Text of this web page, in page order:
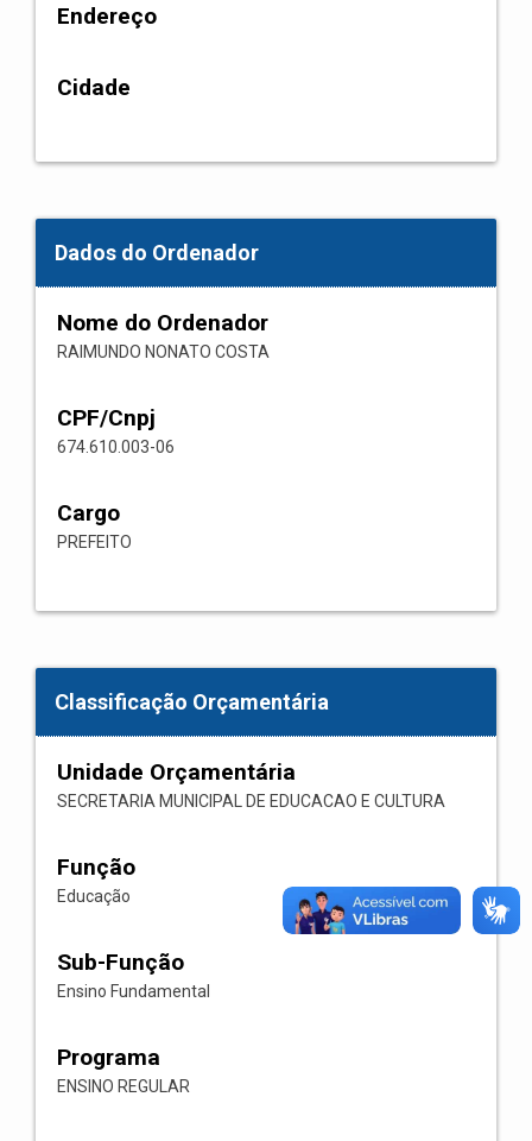
Endereço
Cidade
Dados do Ordenador
Nome do Ordenador
RAIMUNDO NONATO COSTA
CPF/Cnpj
674.610.003-06
Cargo
PREFEITO
Classificação Orçamentária
Unidade Orçamentária
SECRETARIA MUNICIPAL DE EDUCACAO E CULTURA
Função
Educação
Sub-Função
Ensino Fundamental
Programa
ENSINO REGULAR